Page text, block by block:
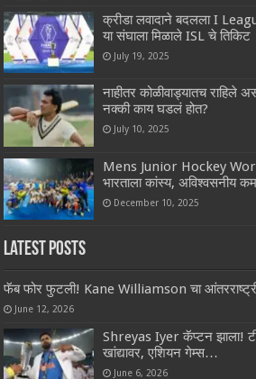
क्रीडा लवादाने बदलला I
या संघाला मिळाले ISL चे तिकिट
July 19, 2025
नाहीतर कोळीवाड्यातच
नक्की काय घडलं होत?
July 10, 2025
Mens Junior Hockey
भारताला कांस्य, अविश्वसनीय
December 10, 2025
Latest Posts
फॅब फोर फुटली! Kane Williamson चा
June 12, 2026
Shreyas Iyer कॅप्टन झाला!
खांद्यावर, एशियन गेम्स…
June 6, 2026